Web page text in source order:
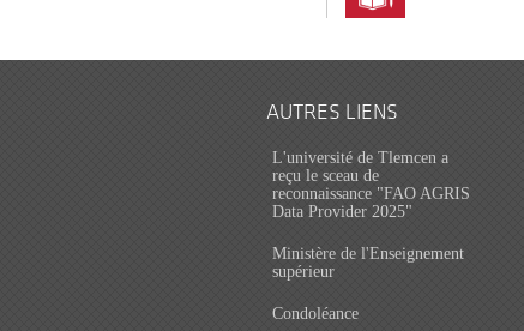
AUTRES LIENS
L'université de Tlemcen a
reçu le sceau de
reconnaissance "FAO AGRIS
Data Provider 2025"
Ministère de l'Enseignement
supérieur
Condoléance